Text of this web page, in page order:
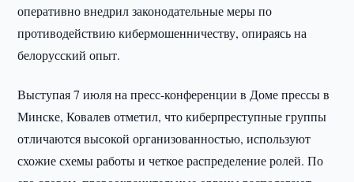
оперативно внедрил законодательные меры по
противодействию кибермошенничеству, опираясь на
белорусский опыт.
Выступая 7 июля на пресс-конференции в Доме прессы в
Минске, Ковалев отметил, что киберпреступные группы
отличаются высокой организованностью, используют
схожие схемы работы и четкое распределение ролей. По